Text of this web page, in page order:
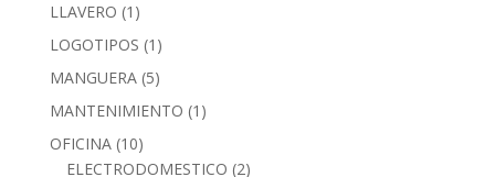
LLAVERO (1)
LOGOTIPOS (1)
MANGUERA (5)
MANTENIMIENTO (1)
OFICINA (10)
ELECTRODOMESTICO (2)